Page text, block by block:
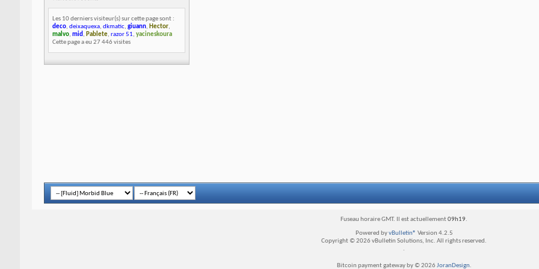
Les 10 derniers visiteur(s) sur cette page sont :
deco, deixaquexa, dkmatic, giuann, Hector,
malvo, mid , Pablete, razor 51, yacineskoura
Cette page a eu 27 446 visites
Fuseau horaire GMT. Il est actuellement09h19.
Powered byvBulletin® Version 4.2.5
Copyright © 2026 vBulletin Solutions, Inc. All rights reserved.
.
Bitcoin payment gateway by © 2026 JoranDesign.